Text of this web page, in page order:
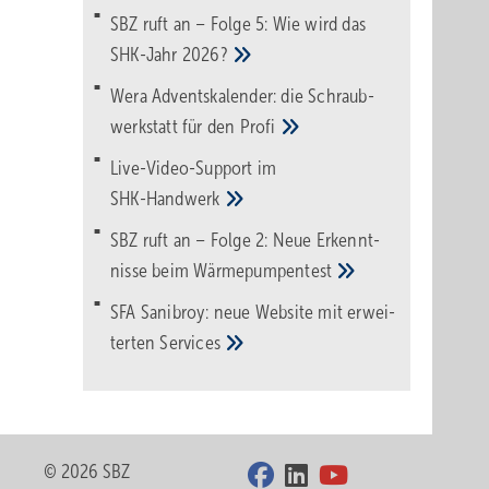
SBZ ruft an – Folge 5: Wie wird das
SHK-Jahr 2026?
Wera Adventskalender: die Schraub­
werk­statt für den Pro­fi
Live-Video-Support im
SHK-Handwerk
SBZ ruft an – Folge 2: Neue Erkennt­
nisse beimWärme­pumpen­test
SFA Sanibroy: neue Web­site mit erwei­
tertenServices
© 2026 SBZ